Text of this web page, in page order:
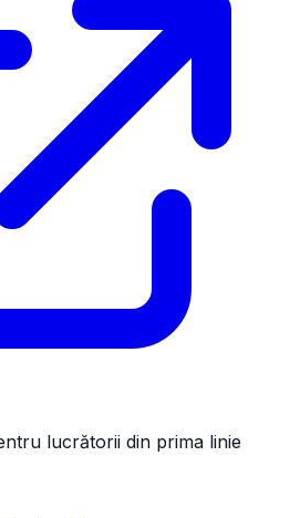
lucrătorii din prima linie